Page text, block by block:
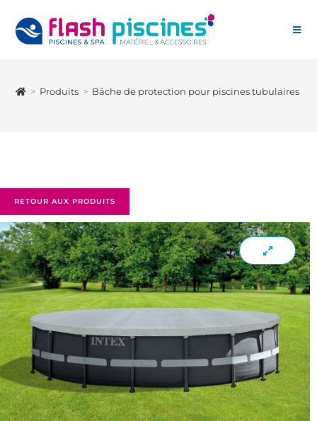
> Produits > Bâche de protection pour piscines tubulaires